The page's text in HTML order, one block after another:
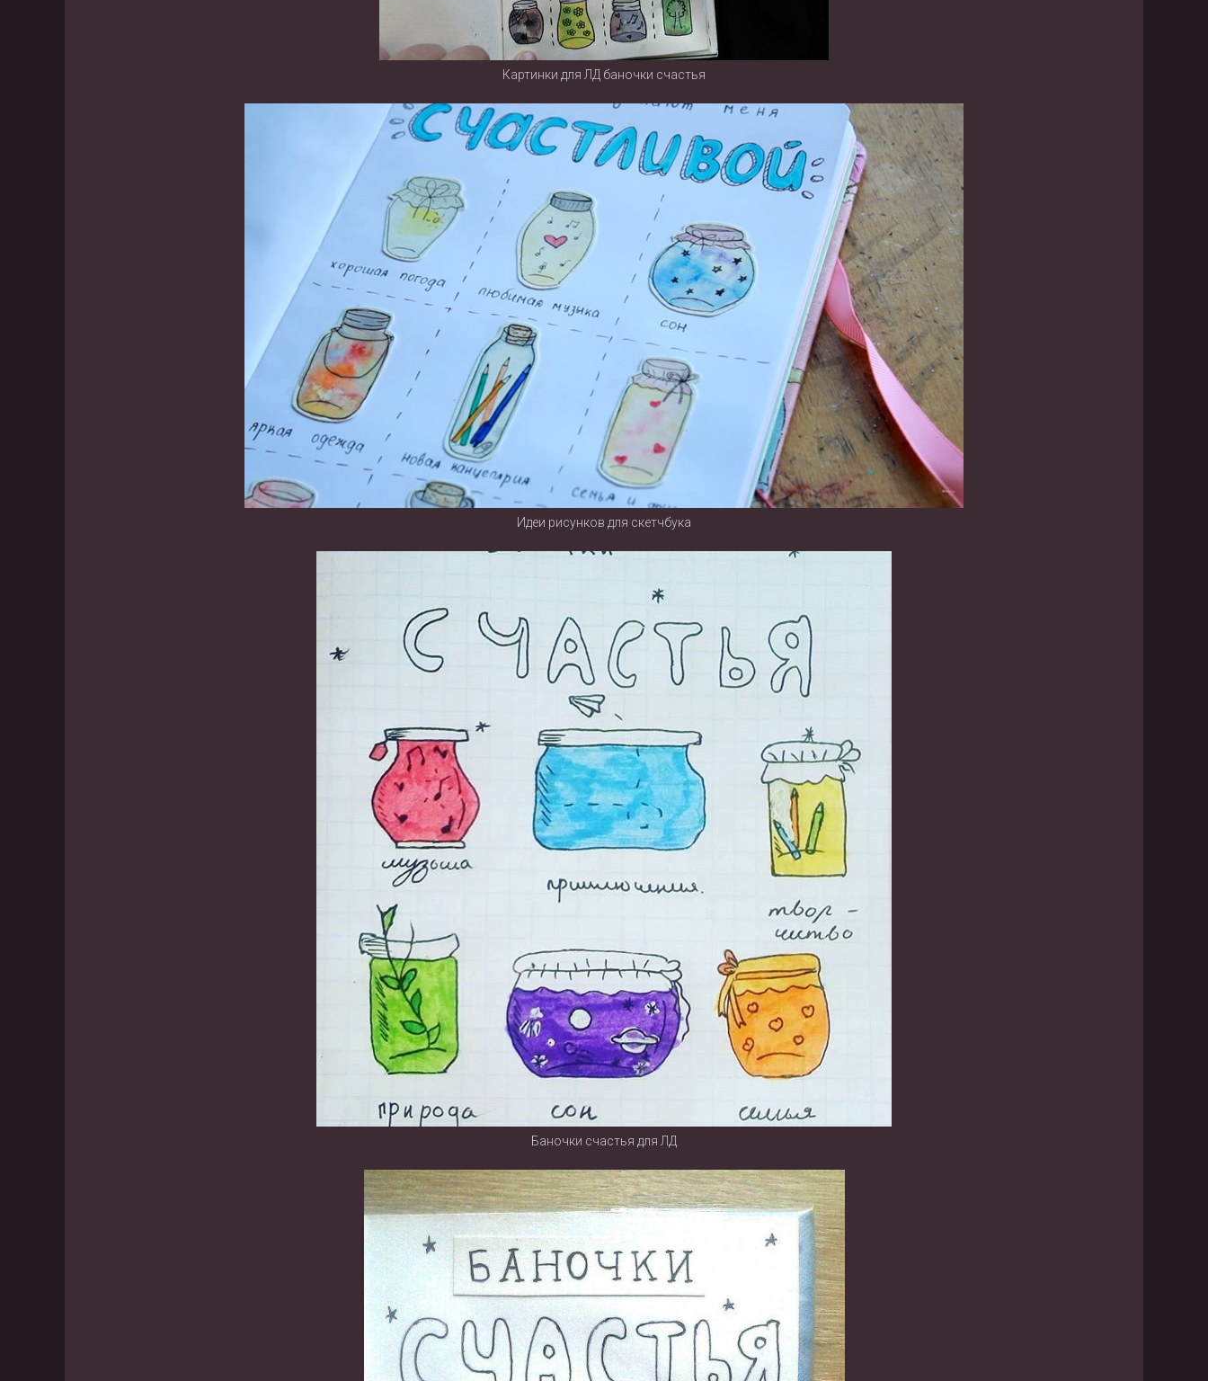
Картинки для ЛД баночки счастья
Идеи рисунков для скетчбука
Баночки счастья для ЛД